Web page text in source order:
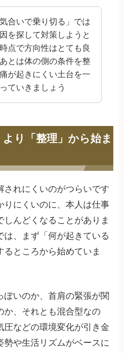
合いで乗り切る」では
を探して対策しようと
点で方向性はとても良
とは体の側の条件を整
が起きにくい土台を一
ていきましょう
り「整理」から始ま
されにくいのがつらいです
りにくいのに、本人は仕事
しんどくなることがありま
は、まず「何が起きている
ところから始めていま
ぽいのか、首肩の緊張が関
か、それとも混合型なの
圧などの環境変化が引き金
勢や生活リズムがベースに